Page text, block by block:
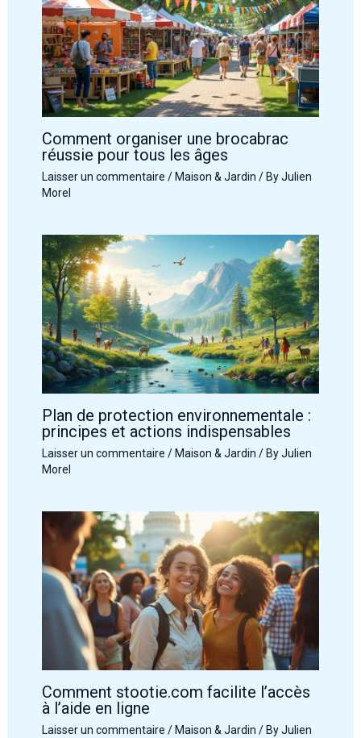
Comment organiser une brocabrac
réussie pour tous les âges
Laisser un commentaire / Maison & Jardin / ByJulien
Morel
Plan de protection environnementale :
principes et actions indispensables
Laisser un commentaire / Maison & Jardin / ByJulien
Morel
Comment stootie.com facilite l’accès
à l’aide en ligne
Laisser un commentaire / Maison & Jardin / ByJulien